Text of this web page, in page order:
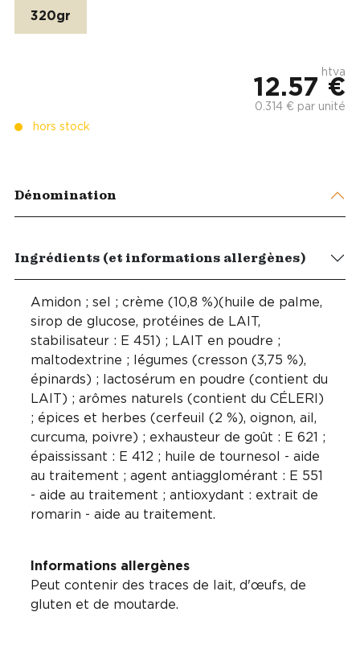
320gr
htva
12.57 €
0.314 € par unité
hors stock
Dénomination
Ingrédients (et informations allergènes)
Amidon ; sel ; crème (10,8 %)(huile de palme,
sirop de glucose, protéines de LAIT,
stabilisateur : E 451) ; LAIT en poudre ;
maltodextrine ; légumes (cresson (3,75 %),
épinards) ; lactosérum en poudre (contient du
LAIT) ; arômes naturels (contient du CÉLERI)
; épices et herbes (cerfeuil (2 %), oignon, ail,
curcuma, poivre) ; exhausteur de goût : E 621 ;
épaississant : E 412 ; huile de tournesol - aide
au traitement ; agent antiagglomérant : E 551
- aide au traitement ; antioxydant : extrait de
romarin - aide au traitement.
Informations allergènes
Peut contenir des traces de lait, d'œufs, de
gluten et de moutarde.